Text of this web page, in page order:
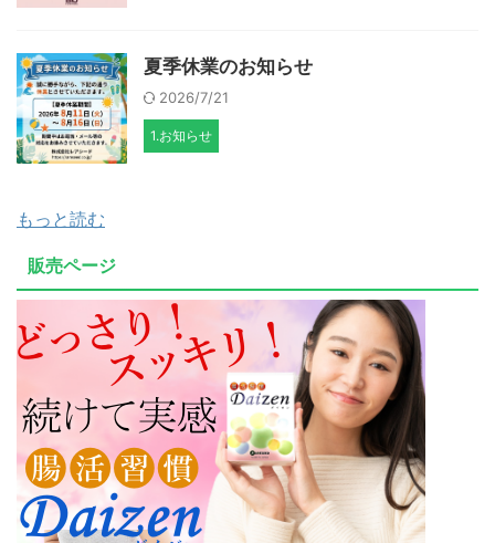
夏季休業のお知らせ
2026/7/21
1.お知らせ
もっと読む
販売ページ